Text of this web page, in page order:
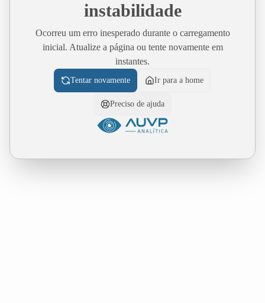
instabilidade
Ocorreu um erro inesperado durante o carregamento
inicial. Atualize a página ou tente novamente em
instantes.
Tentar novamente Ir para a home
Preciso de ajuda